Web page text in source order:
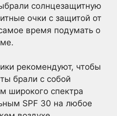
солнцезащитную
очки с защитой от
время подумать о
рекомендуют, чтобы
брали с собой
широкого спектра
SPF 30 на любое